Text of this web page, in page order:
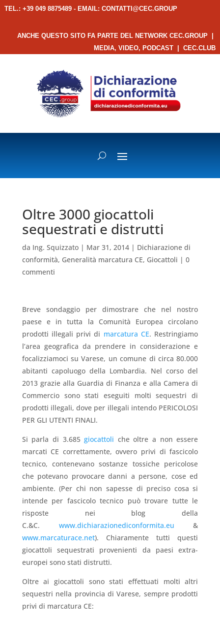
TEL.: +39 049 8875489 - EMAIL: CONTATTI@CEC.GROUP
ANCHE QUESTO SITO FA PARTE DEL NETWORK CEC.GROUP
MEDIA, VIDEO, PODCAST |CEC.CLUB
Oltre 3000 giocattoli
sequestrati e distrutti
da Ing. Squizzato| Mar 31, 2014| Dichiarazione di
conformità, Generalità marcatura CE, Giocattoli | 0
commenti
Breve sondaggio per dimostrare che nel nostro
paese e in tutta la Comunità Europea circolano
prodotti illegali privi di marcatura CE. Restringiamo
l’area geografica da prendere in considerazione e
focalizziamoci su Varese, un comune di circa 80.000
abitanti capoluogo della Lombardia. Nel corso del
2013 grazie alla Guardia di Finanza e alla Camera di
Commercio sono stati eseguiti molti sequestri di
prodotti illegali, dove per illegali intendo PERICOLOSI
PER GLI UTENTI FINALI.
Si parla di 3.685giocattoli che oltre a non essere
marcati CE correttamente, ovvero privi di fascicolo
tecnico, contenevano sostanze tossiche pericolose
che potevano provocare danni a persone, cose ed
ambiente. (Per chi non sapesse di preciso cosa si
intende per fascicolo tecnico può trovare tutte le
risposte nei blog della
C.&C. www.dichiarazionediconformita.eu &
www.marcaturace.net). Chiaramente tutti questi
giocattoli sequestrati provenienti da paesi extra-
europei sono stati distrutti.
Oltre ai giocattoli sono stati effettuati molti altri
sequestri nella provincia di Varese, sempre prodotti
privi di marcatura CE: